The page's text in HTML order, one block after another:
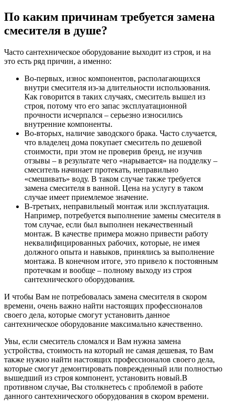
По каким причинам требуется замена
смесителя в душе?
Часто сантехническое оборудование выходит из строя, и на
это есть ряд причин, а именно:
Во-первых, износ компонентов, располагающихся
внутри смесителя из-за длительности использования.
Как говорится в таких случаях, смеситель вышел из
строя, потому что его запас эксплуатационной
прочности исчерпался – серьезно износились
внутренние компоненты.
Во-вторых, наличие заводского брака. Часто случается,
что владелец дома покупает смеситель по дешевой
стоимости, при этом не проверив бренд, не изучив
отзывы – в результате чего «нарывается» на подделку –
смеситель начинает протекать, неправильно
«смешивать» воду. В таком случае также требуется
замена смесителя в ванной. Цена на услугу в таком
случае имеет приемлемое значение.
В-третьих, неправильный монтаж или эксплуатация.
Например, потребуется выполнение замены смесителя в
том случае, если был выполнен некачественный
монтаж. В качестве примера можно привести работу
неквалифицированных рабочих, которые, не имея
должного опыта и навыков, принялись за выполнение
монтажа. В конечном итоге, это привело к постоянным
протечкам и вообще – полному выходу из строя
сантехнического оборудования.
И чтобы Вам не потребовалась замена смесителя в скором
времени, очень важно найти настоящих профессионалов
своего дела, которые смогут установить данное
сантехническое оборудование максимально качественно.
Увы, если смеситель сломался и Вам нужна замена
устройства, стоимость на который не самая дешевая, то Вам
также нужно найти настоящих профессионалов своего дела,
которые смогут демонтировать поврежденный или полностью
вышедший из строя компонент, установить новый.В
противном случае, Вы столкнетесь с проблемой в работе
данного сантехнического оборудования в скором времени.